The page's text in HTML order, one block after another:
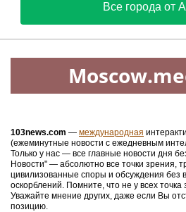
Все города от
103news.com — международная
(ежеминутные новости с ежедневным
Только у нас — все главные новости дня
Новости" — абсолютно все точки зрения,
цивилизованные споры и обсуждения без
оскорблений. Помните, что не у всех
Уважайте мнение других, даже если Вы
позицию.